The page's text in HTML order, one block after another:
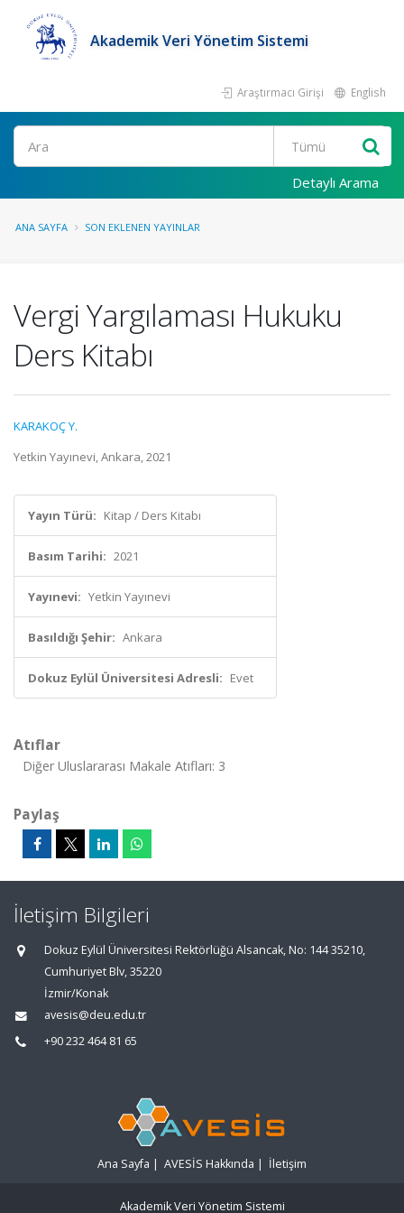
Akademik Veri Yönetim Sistemi
Araştırmacı Girişi English
Ara
Detaylı Arama
ANA SAYFA SON EKLENEN YAYINLAR
Vergi Yargılaması Hukuku
Ders Kitabı
KARAKOÇ Y.
Yetkin Yayınevi, Ankara, 2021
Yayın Türü: Kitap / Ders Kitabı
Basım Tarihi: 2021
Yayınevi: Yetkin Yayınevi
Basıldığı Şehir: Ankara
Dokuz Eylül Üniversitesi Adresli: Evet
Atıflar
Diğer Uluslararası Makale Atıfları: 3
Paylaş
İletişim Bilgileri
Dokuz Eylül Üniversitesi Rektörlüğü Alsancak, No: 144 35210,
Cumhuriyet Blv, 35220
İzmir/Konak
avesis@deu.edu.tr
+90 232 464 81 65
Ana Sayfa | AVESİS Hakkında | İletişim
Akademik Veri Yönetim Sistemi